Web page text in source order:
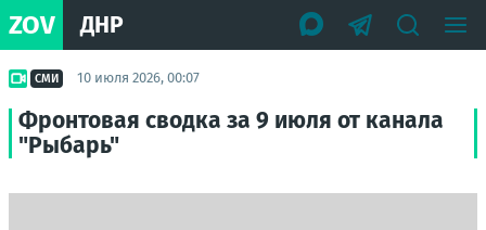
ZOV ДНР
СМИ 10 июля 2026, 00:07
Фронтовая сводка за 9 июля от канала
"Рыбарь"